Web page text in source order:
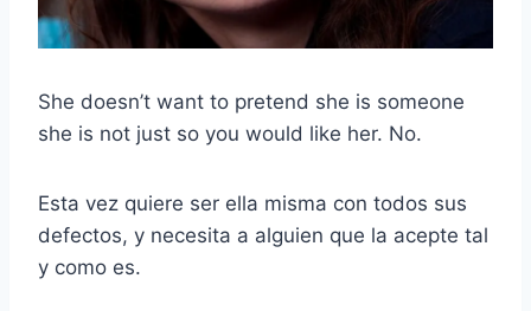
She doesn’t want to pretend she is someone
she is not just so you would like her. No.
Esta vez quiere ser ella misma con todos sus
defectos, y necesita a alguien que la acepte tal
y como es.